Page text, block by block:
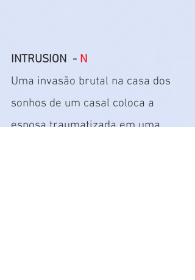
INTRUSION  - N
Uma invasão brutal na casa dos
sonhos de um casal coloca a
esposa traumatizada em uma